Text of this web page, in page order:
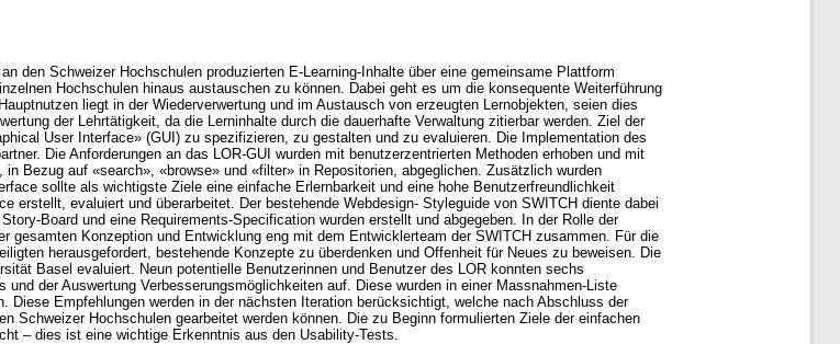
den Schweizer Hochschulen produzierten E-Learning-Inhalte über eine gemeinsame Plattform
Hochschulen hinaus austauschen zu können. Dabei geht es um die konsequente Weiterführung
liegt in der Wiederverwertung und im Austausch von erzeugten Lernobjekten, seien dies
der Lehrtätigkeit, da die Lerninhalte durch die dauerhafte Verwaltung zitierbar werden. Ziel der
User Interface» (GUI) zu spezifizieren, zu gestalten und zu evaluieren. Die Implementation des
Die Anforderungen an das LOR-GUI wurden mit benutzerzentrierten Methoden erhoben und mit
Bezug auf «search», «browse» und «filter» in Repositorien, abgeglichen. Zusätzlich wurden
sollte als wichtigste Ziele eine einfache Erlernbarkeit und eine hohe Benutzerfreundlichkeit
erstellt, evaluiert und überarbeitet. Der bestehende Webdesign- Styleguide von SWITCH diente dabei
Board und eine Requirements-Specification wurden erstellt und abgegeben. In der Rolle der
gesamten Konzeption und Entwicklung eng mit dem Entwicklerteam der SWITCH zusammen. Für die
herausgefordert, bestehende Konzepte zu überdenken und Offenheit für Neues zu beweisen. Die
Basel evaluiert. Neun potentielle Benutzerinnen und Benutzer des LOR konnten sechs
der Auswertung Verbesserungsmöglichkeiten auf. Diese wurden in einer Massnahmen-Liste
Empfehlungen werden in der nächsten Iteration berücksichtigt, welche nach Abschluss der
Schweizer Hochschulen gearbeitet werden können. Die zu Beginn formulierten Ziele der einfachen
– dies ist eine wichtige Erkenntnis aus den Usability-Tests.